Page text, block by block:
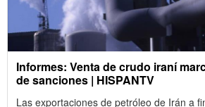
Informes: Venta de crudo iraní
de sanciones | HISPANTV
Las exportaciones de petróleo de Irán a